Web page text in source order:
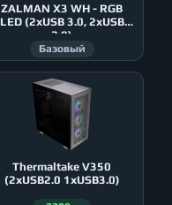
ZALMAN X3 WH - RGB
LED (2xUSB 3.0, 2xUSB
2.0)
Базовый
Thermaltake V350
(2xUSB2.0 1xUSB3.0)